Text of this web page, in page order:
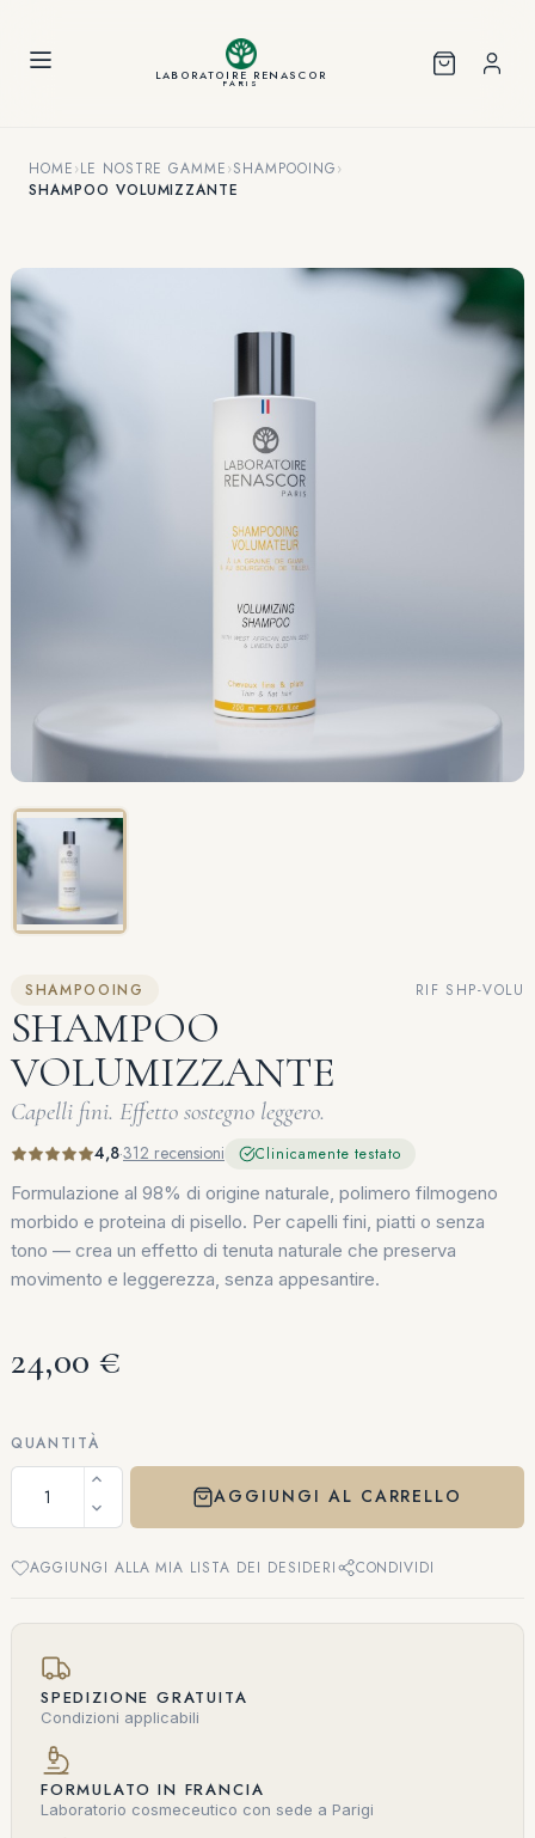
LABORATOIRE RENASCOR
PARIS
HOME›LE NOSTRE GAMME›SHAMPOOING›
SHAMPOO VOLUMIZZANTE
SHAMPOOING RIF SHP-VOLU
SHAMPOO
VOLUMIZZANTE
Capelli fini. Effetto sostegno leggero.
4,8·312 recensioni Clinicamente testato
Formulazione al 98% di origine naturale, polimero filmogeno
morbido e proteina di pisello. Per capelli fini, piatti o senza
tono — crea un effetto di tenuta naturale che preserva
movimento e leggerezza, senza appesantire.
24,00 €
QUANTITÀ
AGGIUNGI AL CARRELLO
AGGIUNGI ALLA MIA LISTA DEI DESIDERI CONDIVIDI
SPEDIZIONE GRATUITA
Condizioni applicabili
FORMULATO IN FRANCIA
Laboratorio cosmeceutico con sede a Parigi